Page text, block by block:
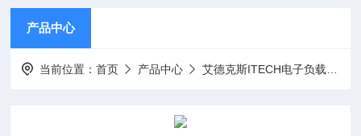
产品中心
当前位置：首页 产品中心 艾德克斯ITECH电子负载